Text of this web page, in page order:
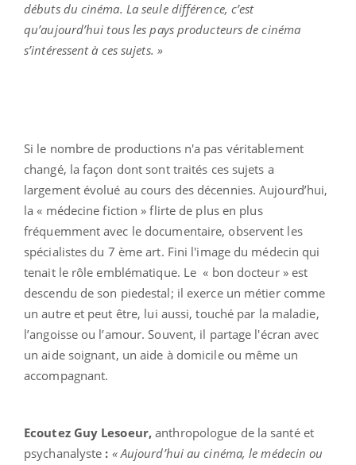
débuts du cinéma. La seule différence, c’est
qu’aujourd’hui tous les pays producteurs de cinéma
s’intéressent à ces sujets. »
Si le nombre de productions n'a pas véritablement
changé, la façon dont sont traités ces sujets a
largement évolué au cours des décennies. Aujourd’hui,
la « médecine fiction » flirte de plus en plus
fréquemment avec le documentaire, observent les
spécialistes du 7 ème art. Fini l'image du médecin qui
tenait le rôle emblématique. Le « bon docteur » est
descendu de son piedestal; il exerce un métier comme
un autre et peut être, lui aussi, touché par la maladie,
l’angoisse ou l’amour. Souvent, il partage l'écran avec
un aide soignant, un aide à domicile ou même un
accompagnant.
Ecoutez Guy Lesoeur,anthropologue de la santé et
psychanalyste : « Aujourd’hui au cinéma, le médecin ou